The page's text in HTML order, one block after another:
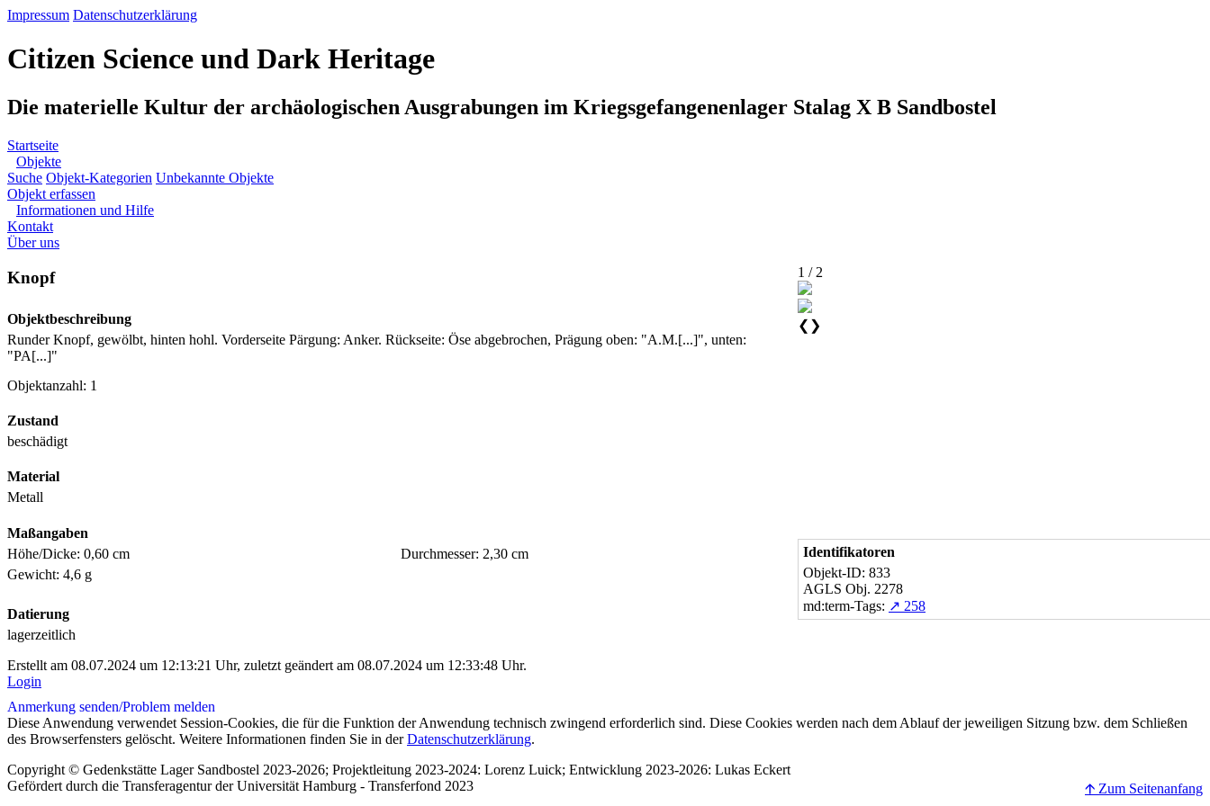
Impressum Datenschutzerklärung
Citizen Science und Dark Heritage
Die materielle Kultur der archäologischen Ausgrabungen im Kriegsgefangenenlager Stalag X B Sandbostel
Startseite
Objekte
Suche Objekt-Kategorien Unbekannte Objekte
Objekt erfassen
Informationen und Hilfe
Kontakt
Über uns
Knopf
Objektbeschreibung
Runder Knopf, gewölbt, hinten hohl. Vorderseite Pärgung: Anker. Rückseite: Öse abgebrochen, Prägung oben: "A.M.[...]", unten:
"PA[...]"
Objektanzahl: 1
Zustand
beschädigt
Material
Metall
Maßangaben
Höhe/Dicke: 0,60 cm
Durchmesser: 2,30 cm
Gewicht: 4,6 g
Datierung
lagerzeitlich
1 / 2
❮ ❯
Identifikatoren
Objekt-ID: 833
AGLS Obj. 2278
md:term-Tags: ↗ 258
Erstellt am 08.07.2024 um 12:13:21 Uhr, zuletzt geändert am 08.07.2024 um 12:33:48 Uhr.
Login
Anmerkung senden/Problem melden
Diese Anwendung verwendet Session-Cookies, die für die Funktion der Anwendung technisch zwingend erforderlich sind. Diese Cookies werden nach dem Ablauf der jeweiligen Sitzung bzw. dem Schließen
des Browserfensters gelöscht. Weitere Informationen finden Sie in derDatenschutzerklärung.
Copyright © Gedenkstätte Lager Sandbostel 2023-2026; Projektleitung 2023-2024: Lorenz Luick; Entwicklung 2023-2026: Lukas Eckert
Gefördert durch die Transferagentur der Universität Hamburg - Transferfond 2023
🡩 Zum Seitenanfang